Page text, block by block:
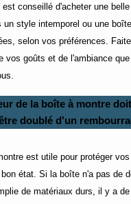
conseillé d'acheter une
un style intemporel ou une
selon vos préférences.
vos goûts et de l'ambiance
de la boîte à montre
doublé d'un
est utile pour protéger
état. Si la boîte n'a pas de
de matériaux durs, il y a